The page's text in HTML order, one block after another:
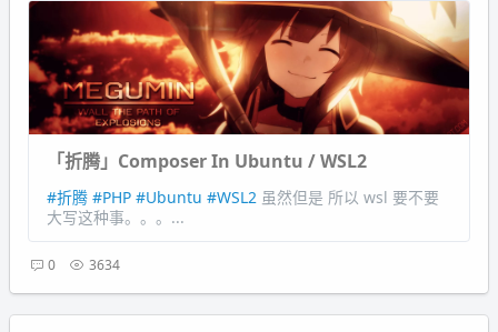
「折腾」Composer In Ubuntu / WSL2
#折腾 #PHP #Ubuntu #WSL2 虽然但是 所以 wsl 要不要
大写这种事。。。...
0 3634